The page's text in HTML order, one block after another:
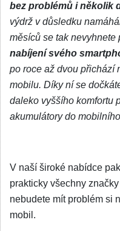
bez problémů i několik
výdrž v důsledku
měsíců se tak nevyhnete
nabíjení svého
po roce až dvou přichází
mobilu. Díky ní se
daleko vyššího komfortu
akumulátory do
V naší široké nabídce
prakticky všechny
nebudete mít problém si
mobil.